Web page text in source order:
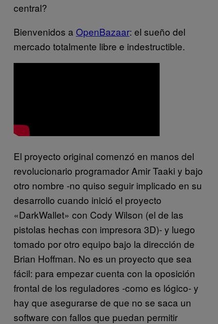
central?
Bienvenidos a OpenBazaar: el sueño del
mercado totalmente libre e indestructible.
El proyecto original comenzó en manos del
revolucionario programador Amir Taaki y bajo
otro nombre -no quiso seguir implicado en su
desarrollo cuando inició el proyecto
«DarkWallet» con Cody Wilson (el de las
pistolas hechas con impresora 3D)- y luego
tomado por otro equipo bajo la dirección de
Brian Hoffman. No es un proyecto que sea
fácil: para empezar cuenta con la oposición
frontal de los reguladores -como es lógico- y
hay que asegurarse de que no se saca un
software con fallos que puedan permitir